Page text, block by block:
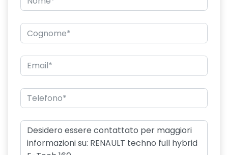
intelligent speed assist assistenza al superamento dei limiti
di velocità
lunotto posteriore con funzione sbrinamento
Manutenzione Connessa, incluso per 8 anni
Pack standard connectivity, tramite app my rnlt
portellone posteriore manuale
privacy glass